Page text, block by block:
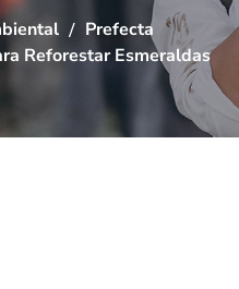
Prefecta
Reforestar Esmeraldas